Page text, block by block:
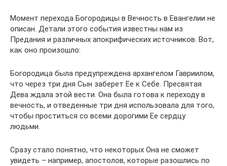
Момент перехода Богородицы в Вечность в Евангелии не
описан. Детали этого события известны нам из
Предания и различных апокрифических источников. Вот,
как оно произошло:
Богородица была предупреждена архангелом Гавриилом,
что через три дня Сын заберет Ее к Себе. Пресвятая
Дева ждала этой вести. Она была готова к переходу в
вечность, и отведенные три дня использовала для того,
чтобы проститься со всеми дорогими Ее сердцу
людьми.
Сразу стало понятно, что некоторых Она не сможет
увидеть – например, апостолов, которые разошлись по